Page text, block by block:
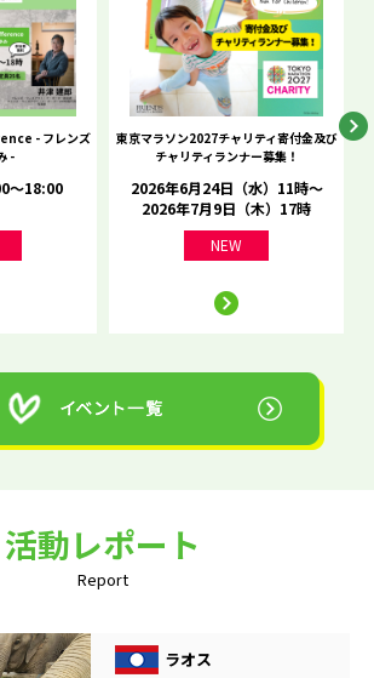
- フレンズ
-
～18:00
東京マラソン2027チャリティ寄付金及び
チャリティランナー募集！
2026年6月24日（水）11時～
2026年7月9日（木）17時
NEW
活動レポート
Report
ラオス